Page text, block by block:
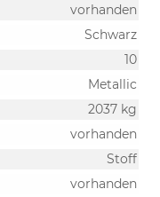
vorhanden
Schwarz
10
Metallic
2037 kg
vorhanden
Stoff
vorhanden